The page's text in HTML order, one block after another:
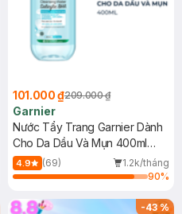
101.000 ₫209.000 ₫
Garnier
Nước Tẩy Trang Garnier Dành
Cho Da Dầu Và Mụn 400ml
(Mới)
4.9 (69)
1.2k/tháng
90%
-43%